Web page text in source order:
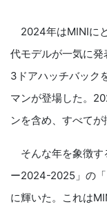
2024年はMINIに
代モデルが一気に
3ドアハッチバック
マンが登場した。
ンを含め、すべてが
そんな年を象徴す
ー2024-2025」の「
に輝いた。これは